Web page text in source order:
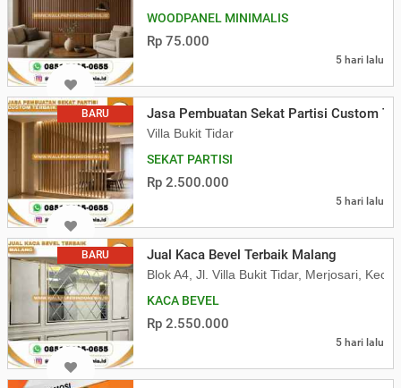
WOODPANEL MINIMALIS
Rp 75.000
5 hari lalu
BARU Jasa Pembuatan Sekat Partisi Custom
Villa Bukit Tidar
SEKAT PARTISI
Rp 2.500.000
5 hari lalu
BARU Jual Kaca Bevel Terbaik Malang
Blok A4, Jl. Villa Bukit Tidar, Merjosari, Kec.
KACA BEVEL
Rp 2.550.000
5 hari lalu